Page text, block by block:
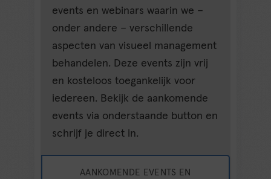
events en webinars waarin we –
onder andere – verschillende
aspecten van visueel management
behandelen. Deze events zijn vrij
en kosteloos toegankelijk voor
iedereen. Bekijk de aankomende
events via onderstaande button en
schrijf je direct in.
AANKOMENDE EVENTS EN